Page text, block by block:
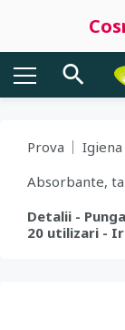
Prova
Igiena
Absorbante,
Detalii -
20 utilizari -